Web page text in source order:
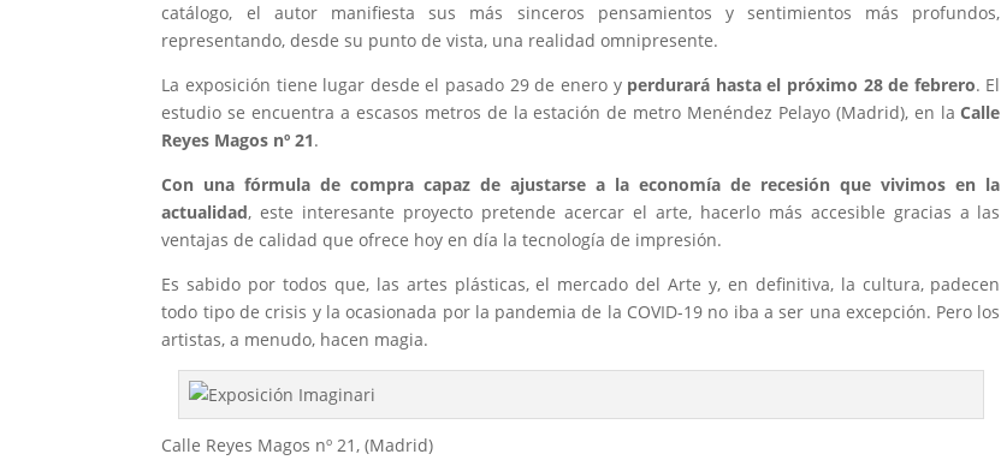
catálogo, el autor manifiesta sus más sinceros pensamientos y sentimientos más profundos,
representando, desde su punto de vista, una realidad omnipresente.
La exposición tiene lugar desde el pasado 29 de enero y perdurará hasta el próximo 28 de febrero. El
estudio se encuentra a escasos metros de la estación de metro Menéndez Pelayo (Madrid), en laCalle
Reyes Magos nº 21.
Con una fórmula de compra capaz de ajustarse a la economía de recesión que vivimos en la
actualidad, este interesante proyecto pretende acercar el arte, hacerlo más accesible gracias a las
ventajas de calidad que ofrece hoy en día la tecnología de impresión.
Es sabido por todos que, las artes plásticas, el mercado del Arte y, en definitiva, la cultura, padecen
todo tipo de crisis y la ocasionada por la pandemia de la COVID-19 no iba a ser una excepción. Pero los
artistas, a menudo, hacen magia.
Calle Reyes Magos nº 21, (Madrid)